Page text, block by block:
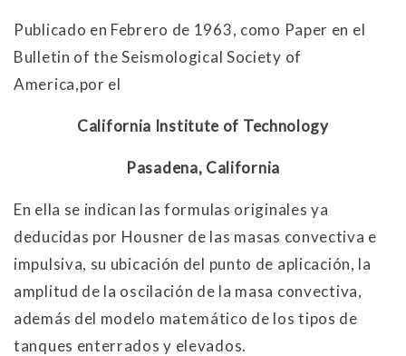
Publicado en Febrero de 1963, como Paper en el
Bulletin of the Seismological Society of
America,por el
California Institute of Technology
Pasadena, California
En ella se indican las formulas originales ya
deducidas por Housner de las masas convectiva e
impulsiva, su ubicación del punto de aplicación, la
amplitud de la oscilación de la masa convectiva,
además del modelo matemático de los tipos de
tanques enterrados y elevados.